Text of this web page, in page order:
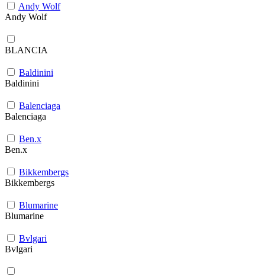
Andy Wolf
Andy Wolf
BLANCIA
Baldinini
Baldinini
Balenciaga
Balenciaga
Ben.x
Ben.x
Bikkembergs
Bikkembergs
Blumarine
Blumarine
Bvlgari
Bvlgari